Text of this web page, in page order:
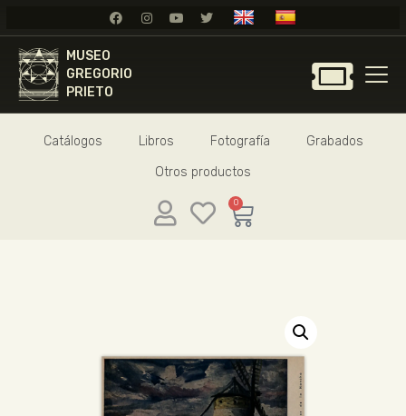
MUSEO
GREGORIO
PRIETO
Catálogos Libros Fotografía
Grabados
Otros productos
0
GREGORIO PRIETO